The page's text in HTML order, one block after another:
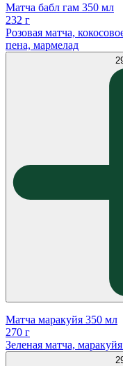
Матча бабл гам 350 мл
232 г
Розовая матча,
пена, мармелад
Матча маракуйя 350 мл
270 г
Зеленая матча,